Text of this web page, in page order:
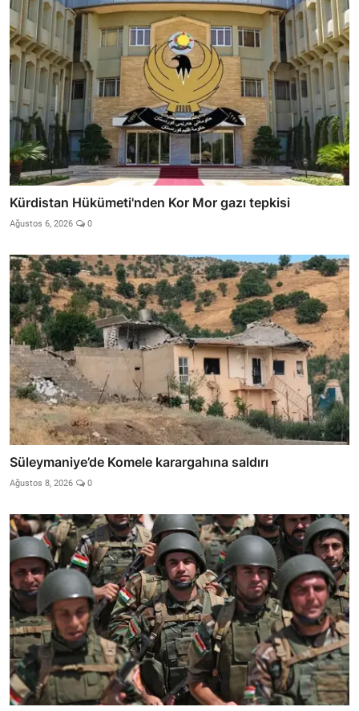
Kürdistan Hükümeti'nden Kor Mor gazı tepkisi
Ağustos 6, 2026 0
Süleymaniye’de Komele karargahına saldırı
Ağustos 8, 2026 0